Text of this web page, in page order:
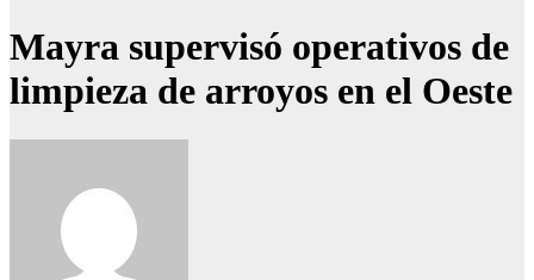
Mayra supervisó operativos de
limpieza de arroyos en el Oeste